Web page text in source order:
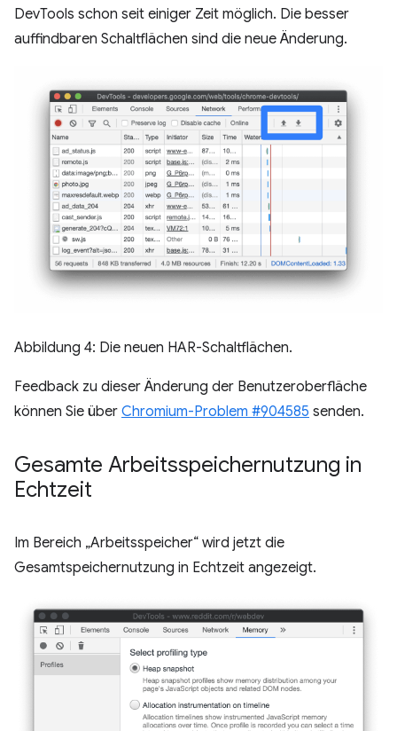
DevTools schon seit einiger Zeit möglich. Die besser
auffindbaren Schaltflächen sind die neue Änderung.
Abbildung 4: Die neuen HAR-Schaltflächen.
Feedback zu dieser Änderung der Benutzeroberfläche
können Sie über Chromium-Problem #904585 senden.
Gesamte Arbeitsspeichernutzung in
Echtzeit
Im Bereich „Arbeitsspeicher“ wird jetzt die
Gesamtspeichernutzung in Echtzeit angezeigt.